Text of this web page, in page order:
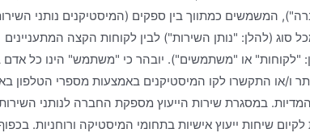
המשמשים כמתווך בין ספקים (המיסטיקנים נותני
סוג (להלן: "נותן השירות") לבין לקוחות הקצה המתעניינים
"לקוחות" או "משתמשים"). יובהר כי "משתמש" הינו כל אדם
ו/או התקשרו לקו המיסטיקנים באמצעות מספרי הטלפון
המדיות. במסגרת שירות הייעוץ מספקת החברה לנותני
שיחות ייעוץ אישיות בתחומי המיסטיקה ורוחניות.